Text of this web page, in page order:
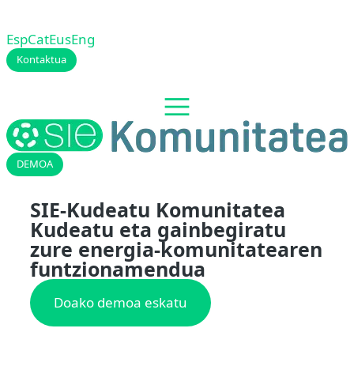
EspCatEusEng
Kontaktua
DEMOA
SIE-Kudeatu Komunitatea
Kudeatu eta gainbegiratu
zure energia-komunitatearen
funtzionamendua
Doako demoa eskatu